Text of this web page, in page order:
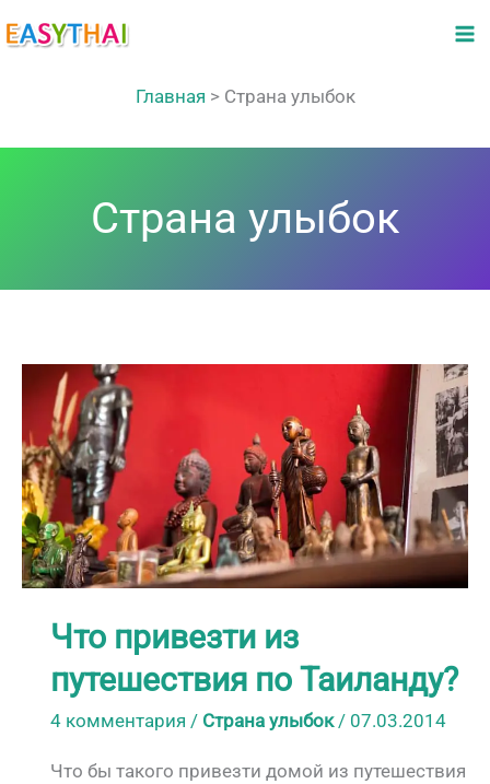
к
Главная > Страна улыбок
Страна улыбок
Что привезти из
путешествия по Таиланду?
4 комментария / Страна улыбок/ 07.03.2014
Что бы такого привезти домой из путешествия